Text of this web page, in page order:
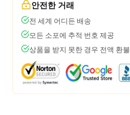
안전한 거래
전 세계 어디든 배송
모든 소포에 추적 번호 제공
상품을 받지 못한 경우 전액 환불